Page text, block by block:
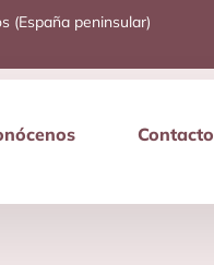
(España peninsular)
Contacto